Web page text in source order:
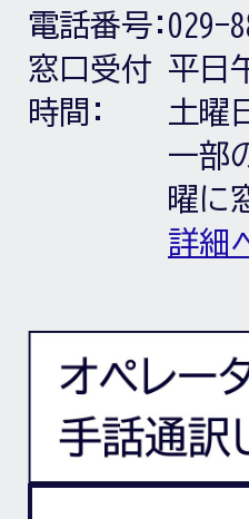
電話番号: 029-
窓口受付
時間:
平日
土曜
一部
曜に
詳細